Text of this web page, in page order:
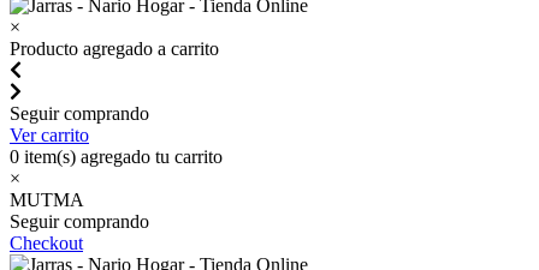
×
Producto agregado a carrito
Seguir comprando
Ver carrito
0 item(s) agregado tu carrito
×
MUTMA
Seguir comprando
Checkout